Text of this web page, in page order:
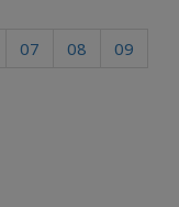
07 08
09